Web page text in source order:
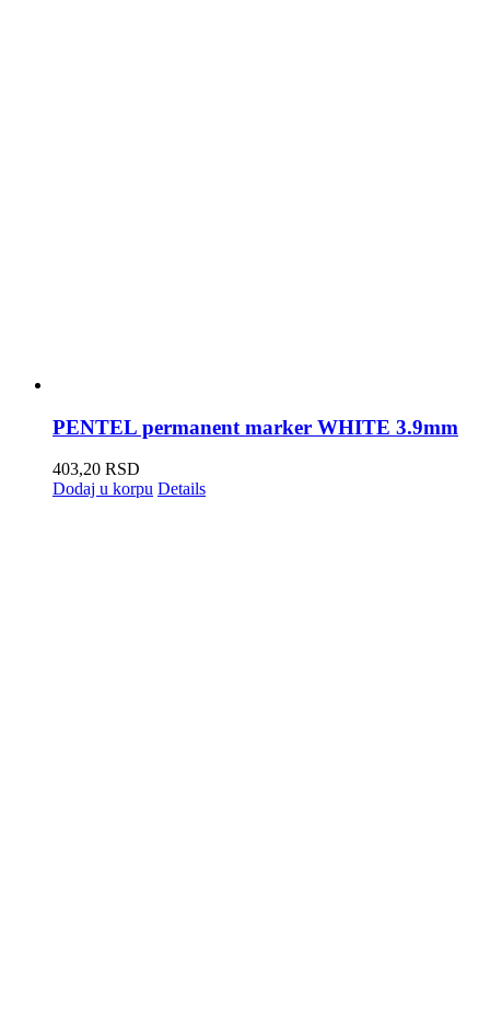
PENTEL permanent marker WHITE 3.9mm
403,20 RSD
Dodaj u korpu Details